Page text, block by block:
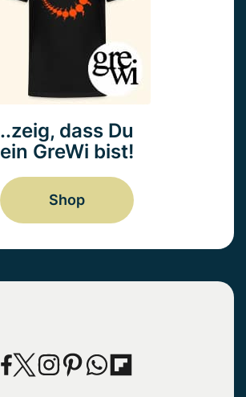
..zeig, dass Du
ein GreWi bist!
Shop